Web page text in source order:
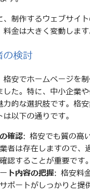
、制作するウェブサイ
料金は大きく変動します
の検討
格安でホームページを
した。特に、中小企業
力的な選択肢です。格
は以下の通りです。
確認: 格安でも質の高
者は存在しますので、
認することが重要です。
ト内容の把握: 格安料
ポートがしっかりと提